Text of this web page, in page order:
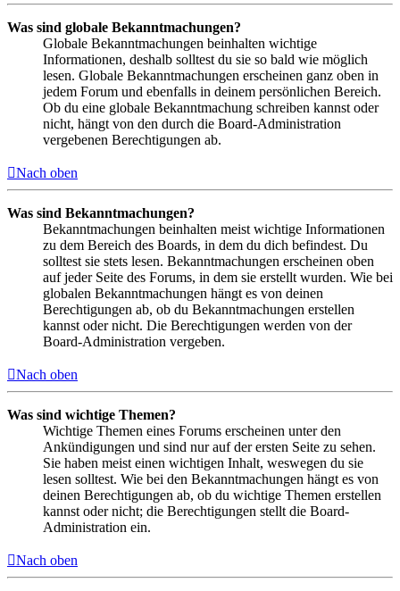
Was sind globale Bekanntmachungen?
Globale Bekanntmachungen beinhalten wichtige
Informationen, deshalb solltest du sie so bald wie möglich
lesen. Globale Bekanntmachungen erscheinen ganz oben in
jedem Forum und ebenfalls in deinem persönlichen Bereich.
Ob du eine globale Bekanntmachung schreiben kannst oder
nicht, hängt von den durch die Board-Administration
vergebenen Berechtigungen ab.
Nach oben
Was sind Bekanntmachungen?
Bekanntmachungen beinhalten meist wichtige Informationen
zu dem Bereich des Boards, in dem du dich befindest. Du
solltest sie stets lesen. Bekanntmachungen erscheinen oben
auf jeder Seite des Forums, in dem sie erstellt wurden. Wie bei
globalen Bekanntmachungen hängt es von deinen
Berechtigungen ab, ob du Bekanntmachungen erstellen
kannst oder nicht. Die Berechtigungen werden von der
Board-Administration vergeben.
Nach oben
Was sind wichtige Themen?
Wichtige Themen eines Forums erscheinen unter den
Ankündigungen und sind nur auf der ersten Seite zu sehen.
Sie haben meist einen wichtigen Inhalt, weswegen du sie
lesen solltest. Wie bei den Bekanntmachungen hängt es von
deinen Berechtigungen ab, ob du wichtige Themen erstellen
kannst oder nicht; die Berechtigungen stellt die Board-
Administration ein.
Nach oben